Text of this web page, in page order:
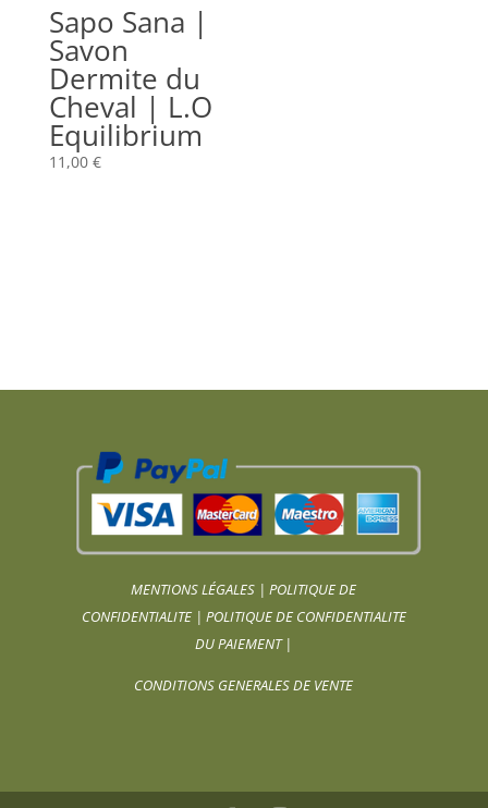
Sapo Sana |
Savon
Dermite du
Cheval | L.O
Equilibrium
11,00 €
MENTIONS LÉGALES |POLITIQUE DE
CONFIDENTIALITE | POLITIQUE DE CONFIDENTIALITE
DU PAIEMENT|
CONDITIONS GENERALES DE VENTE